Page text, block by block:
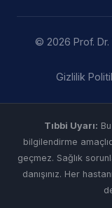
© 2026 Prof. Dr.
Gizlilik
Tıbbi Uyarı:
bilgilendirme
geçmez. Sağlık
danışınız. Her